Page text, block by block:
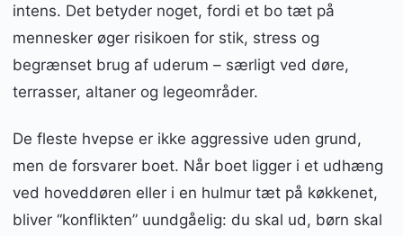
intens. Det betyder noget, fordi et bo tæt på
mennesker øger risikoen for stik, stress og
begrænset brug af uderum – særligt ved døre,
terrasser, altaner og legeområder.
De fleste hvepse er ikke aggressive uden grund,
men de forsvarer boet. Når boet ligger i et udhæng
ved hoveddøren eller i en hulmur tæt på køkkenet,
bliver “konflikten” uundgåelig: du skal ud, børn skal